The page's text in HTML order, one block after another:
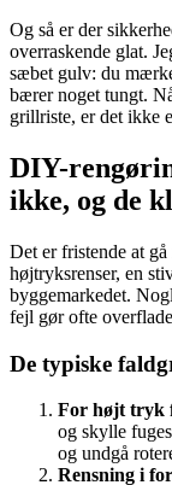
Og så er der
overraskende glat.
sæbet gulv: du
bærer noget tungt.
grillriste, er det ikke
DIY-
ikke, og de
Det er fristende at
højtryksrenser, en
byggemarkedet.
fejl gør ofte
De typiske
For højt tryk
og skylle
og undgå
Rensning i